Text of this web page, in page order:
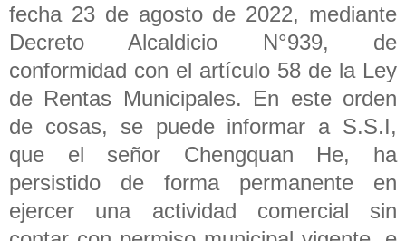
fecha 23 de agosto de 2022, mediante
Decreto Alcaldicio N°939, de
conformidad con el artículo 58 de la Ley
de Rentas Municipales. En este orden
de cosas, se puede informar a S.S.I,
que el señor Chengquan He, ha
persistido de forma permanente en
ejercer una actividad comercial sin